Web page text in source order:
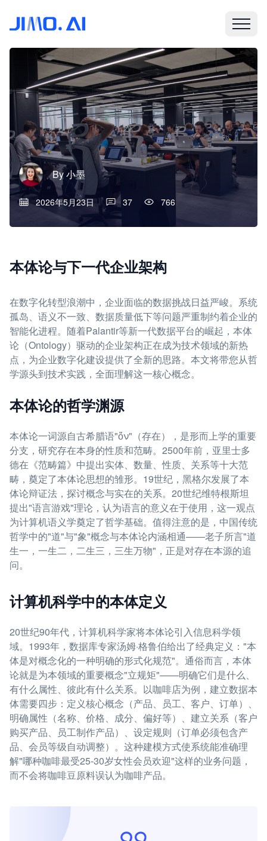
By小墨
2026年5月23日 37 766
本体论与下一代企业架构
在数字化转型浪潮中，企业面临的数据挑战日益严峻。系统
孤岛、语义不一致、数据质量低下等问题严重制约着企业的
智能化进程。随着Palantir等新一代数据平台的崛起，本体
论（Ontology）驱动的企业架构正在成为技术领域的新热
点，为企业数字化建设提供了全新的思路。本文将带您从哲
学源头到技术实践，全面理解这一核心概念。
本体论的哲学渊源
本体论一词源自古希腊语"ὄν"（存在），是形而上学的重要
分支，研究存在本身的性质和范畴。2500年前，亚里士多
德在《范畴篇》中提出实体、数量、性质、关系等十大范
畴，奠定了本体论思想的雏形。19世纪，黑格尔发展了本
体论辩证法，探讨概念与实在的关系。20世纪维特根斯坦
提出"语言游戏"理论，认为语言的意义在于使用，这一观点
为计算机语义学奠定了哲学基础。值得注意的是，中国传统
哲学中的"道"与"象"概念与本体论内涵相通——老子所言"道
生一，一生二，二生三，三生万物"，正是对存在本源的追
问。
计算机科学中的本体定义
20世纪90年代，计算机科学家将本体论引入信息科学领
域。1993年，数据库专家汤姆·格鲁伯给出了经典定义："本
体是对概念化的一种明确的形式化规范"。通俗而言，本体
论就是为本领域的重要概念"立规矩"——明确它们是什么、
有什么属性、彼此有什么关系。以咖啡店为例，建立数据本
体需要四步：定义核心概念（产品、员工、客户、订单）、
明确属性（名称、价格、成分、偏好等）、建立关系（客户
购买产品、员工制作产品）、设定规则（订单必须包含产
品、会员等级自动调整）。这种建模方式使系统能准确理
解"哪种咖啡最受25-30岁女性会员欢迎"这样的业务问题，
而不会将咖啡豆原料误认为咖啡产品。